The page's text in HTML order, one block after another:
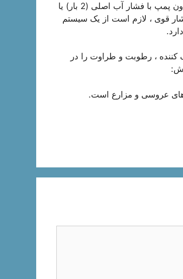
از پمپ های فشار قوی نیست. در این سیستم ها این کار را می توان بدون پمپ با فشار آب اصلی (2 بار) یا
قوی ، لازم است از یک سیستم
کننده ، رطوبت و طراوت را در
عروسی و مزارع است.